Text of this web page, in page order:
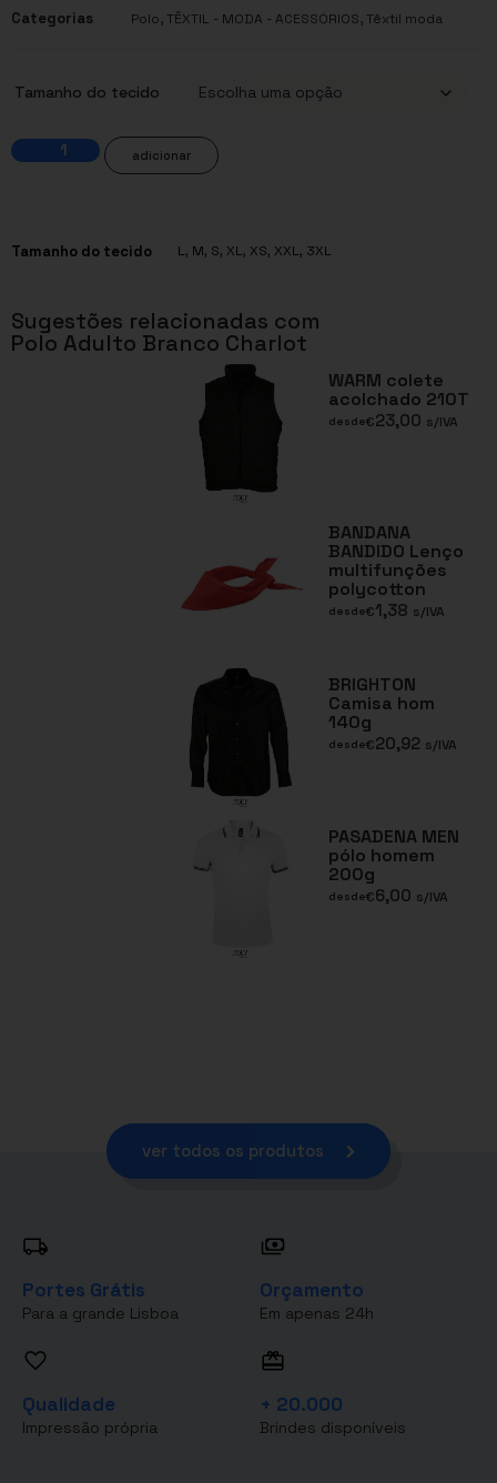
Categorias
Polo,TÊXTIL - MODA - ACESSÓRIOS,Têxtil moda
Tamanho do tecido
adicionar
Tamanho do tecido L, M, S, XL, XS, XXL, 3XL
Sugestões relacionadas com
Polo Adulto Branco Charlot
WARM colete
acolchado 210T
desde€23,00 s/IVA
BANDANA
BANDIDO Lenço
multifunções
polycotton
desde€1,38 s/IVA
BRIGHTON
Camisa hom
140g
desde€20,92 s/IVA
PASADENA MEN
pólo homem
200g
desde€6,00 s/IVA
ver todos os produtos
Portes Grátis
Para a grande Lisboa
Orçamento
Em apenas 24h
Qualidade
Impressão própria
+ 20.000
Brindes disponíveis